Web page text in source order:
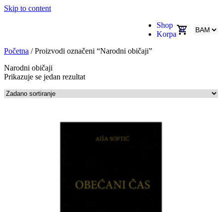
Skip to content
Shop
Korpa
0
Početna / Proizvodi označeni “Narodni običaji”
Narodni običaji
Prikazuje se jedan rezultat